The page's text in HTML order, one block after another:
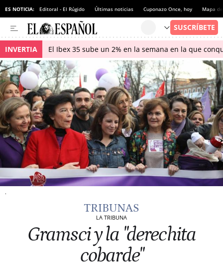
ES NOTICIA: Editoral - El Rúgido Últimas noticias Cuponazo Once, hoy Mapa
INVERTIA El Ibex 35 sube un 2% en la semana en la que
.
TRIBUNAS
LA TRIBUNA
Gramsci y la "derechita
cobarde"